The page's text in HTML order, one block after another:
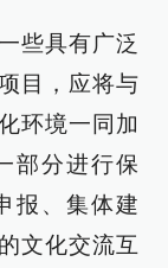
些具有广泛
目，应将与
环境一同加
部分进行保
报、集体建
文化交流互